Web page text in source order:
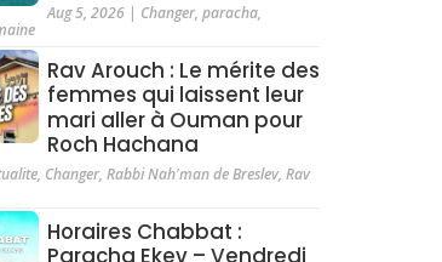
Aug 5, 2026| Changer, paracha,
Rav Arouch : Le mérite des
femmes qui laissent leur
mari aller à Ouman pour
Roch Hachana
, Changer,Rabbi Nah'man de Breslev,Rav
Horaires Chabbat :
Paracha Ekev – Vendredi